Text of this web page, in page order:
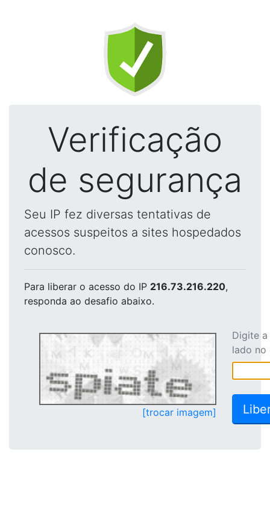
Verificação
de segurança
Seu IP fez diversas tentativas de
acessos suspeitos a sites hospedados
conosco.
Para liberar o acesso do IP 216.73.216.220,
responda ao desafio abaixo.
[trocar imagem]
Digite
lado no